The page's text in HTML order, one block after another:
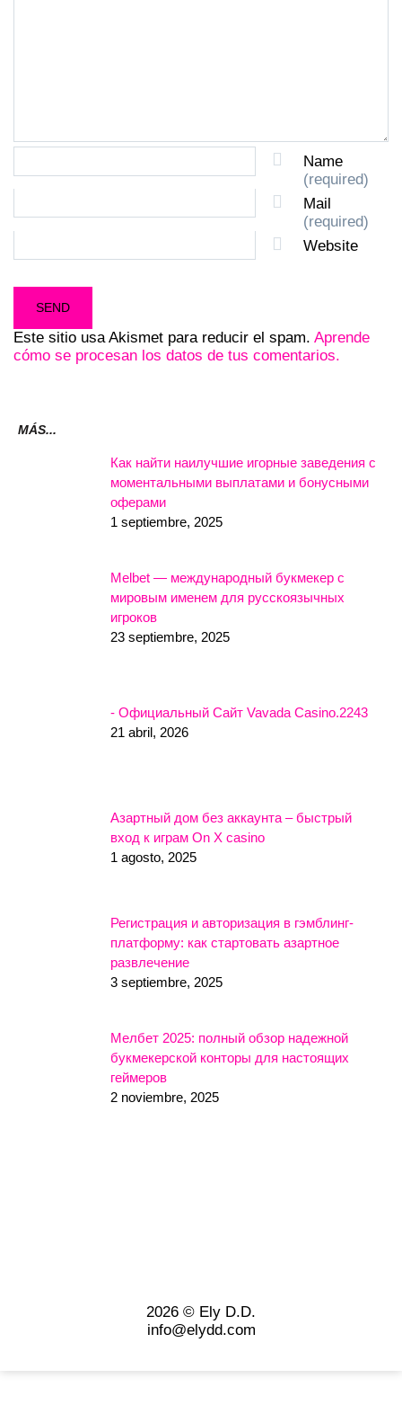
Name
(required)
Mail
(required)
Website
Este sitio usa Akismet para reducir el spam. Aprende
cómo se procesan los datos de tus comentarios.
MÁS...
Как найти наилучшие игорные заведения с
моментальными выплатами и бонусными
оферами
1 septiembre, 2025
Melbet — международный букмекер с
мировым именем для русскоязычных
игроков
23 septiembre, 2025
- Официальный Сайт Vavada Casino.2243
21 abril, 2026
Азартный дом без аккаунта – быстрый
вход к играм On X casino
1 agosto, 2025
Регистрация и авторизация в гэмблинг-
платформу: как стартовать азартное
развлечение
3 septiembre, 2025
Мелбет 2025: полный обзор надежной
букмекерской конторы для настоящих
геймеров
2 noviembre, 2025
2026 © Ely D.D.
info@elydd.com